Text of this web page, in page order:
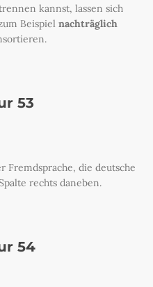
kannst, lassen sich
Beispiel nachträglich
53
Fremdsprache, die deutsche
rechts daneben.
54